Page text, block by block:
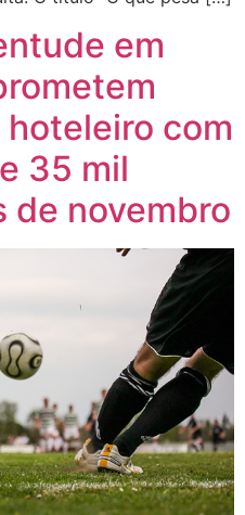
em
com
35 mil
de novembro